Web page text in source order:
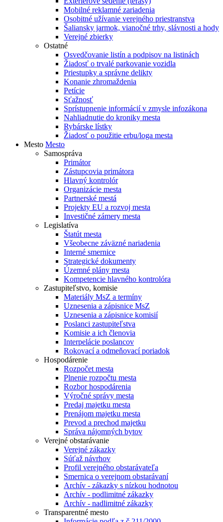
Mobilné reklamné zariadenia
Osobitné užívanie verejného priestranstva
Šaliansky jarmok, vianočné trhy, slávnosti a hody
Verejné zbierky
Ostatné
Osvedčovanie listín a podpisov na listinách
Žiadosť o trvalé parkovanie vozidla
Priestupky a správne delikty
Konanie zhromaždenia
Petície
Sťažnosť
Sprístupnenie informácií v zmysle infozákona
Nahliadnutie do kroniky mesta
Rybárske lístky
Žiadosť o použitie erbu/loga mesta
Mesto Mesto
Samospráva
Primátor
Zástupcovia primátora
Hlavný kontrolór
Organizácie mesta
Partnerské mestá
Projekty EU a rozvoj mesta
Investičné zámery mesta
Legislatíva
Štatút mesta
Všeobecne záväzné nariadenia
Interné smernice
Strategické dokumenty
Územné plány mesta
Kompetencie hlavného kontrolóra
Zastupiteľstvo, komisie
Materiály MsZ a termíny
Uznesenia a zápisnice MsZ
Uznesenia a zápisnice komisií
Poslanci zastupiteľstva
Komisie a ich členovia
Interpelácie poslancov
Rokovací a odmeňovací poriadok
Hospodárenie
Rozpočet mesta
Plnenie rozpočtu mesta
Rozbor hospodárenia
Výročné správy mesta
Predaj majetku mesta
Prenájom majetku mesta
Prevod a prechod majetku
Správa nájomných bytov
Verejné obstarávanie
Verejné zákazky
Súťaž návrhov
Profil verejného obstarávateľa
Smernica o verejnom obstarávaní
Archív - zákazky s nízkou hodnotou
Archív - podlimitné zákazky
Archív - nadlimitné zákazky
Transparentné mesto